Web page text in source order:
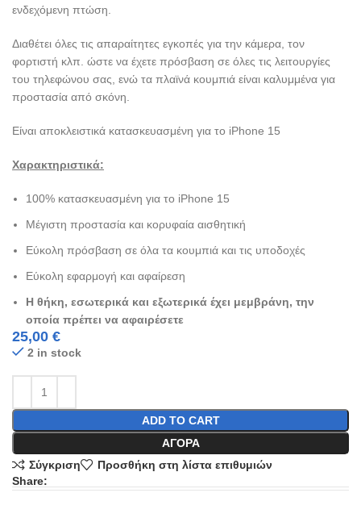
ενδεχόμενη πτώση.
Διαθέτει όλες τις απαραίτητες εγκοπές για την κάμερα, τον
φορτιστή κλπ. ώστε να έχετε πρόσβαση σε όλες τις λειτουργίες
του τηλεφώνου σας, ενώ τα πλαϊνά κουμπιά είναι καλυμμένα για
προστασία από σκόνη.
Είναι αποκλειστικά κατασκευασμένη για το iPhone 15
Χαρακτηριστικά:
100% κατασκευασμένη για το iPhone 15
Μέγιστη προστασία και κορυφαία αισθητική
Εύκολη πρόσβαση σε όλα τα κουμπιά και τις υποδοχές
Εύκολη εφαρμογή και αφαίρεση
Η θήκη, εσωτερικά και εξωτερικά έχει μεμβράνη, την
οποία πρέπει να αφαιρέσετε
25,00€
2 in stock
ADD TO CART
ΑΓΟΡΆ
Σύγκριση
Προσθήκη στη λίστα επιθυμιών
Share: